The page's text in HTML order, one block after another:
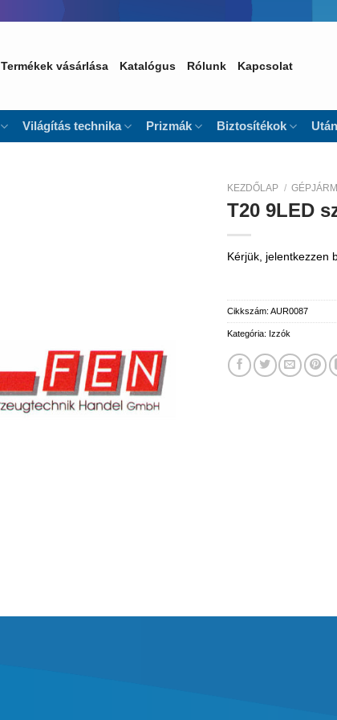
Termékek vásárlása Katalógus Rólunk Kapcsolat
Világítás technika Prizmák Biztosítékok
KEZDŐLAP /
T20 9LED
Kérjük, jelentkezzen
Cikkszám: AUR0087
Kategória: Izzók